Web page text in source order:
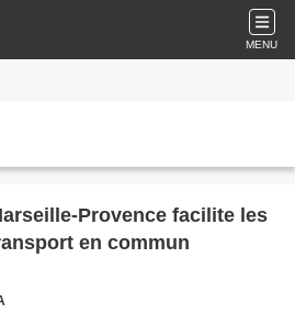
MENU
Provence facilite les
en commun